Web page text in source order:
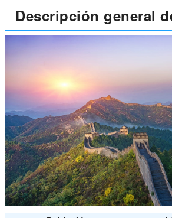
Descripción general